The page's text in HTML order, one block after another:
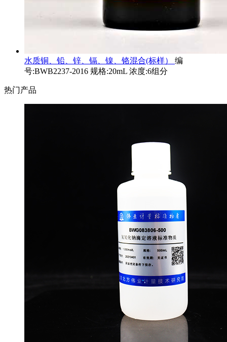
水质铜、铅、锌、镉、镍、铬混合(标样） 编
号:BWB2237-2016 规格:20mL 浓度:6组分
热门产品